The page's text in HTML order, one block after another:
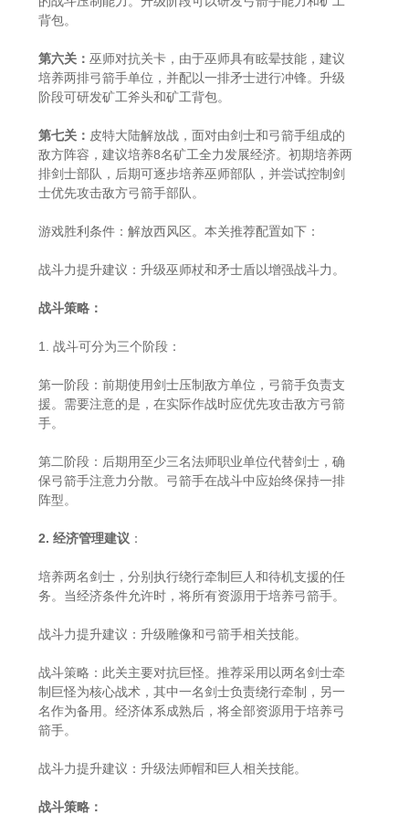
背包。
第六关：巫师对抗关卡，由于巫师具有眩晕技能，建议
培养两排弓箭手单位，并配以一排矛士进行冲锋。升级
阶段可研发矿工斧头和矿工背包。
第七关： 皮特大陆解放战，面对由剑士和弓箭手组成的
敌方阵容，建议培养8名矿工全力发展经济。初期培养两
排剑士部队，后期可逐步培养巫师部队，并尝试控制剑
士优先攻击敌方弓箭手部队。
游戏胜利条件：解放西风区。本关推荐配置如下：
战斗力提升建议：升级巫师杖和矛士盾以增强战斗力。
战斗策略：
1. 战斗可分为三个阶段：
第一阶段：前期使用剑士压制敌方单位，弓箭手负责支
援。需要注意的是，在实际作战时应优先攻击敌方弓箭
手。
第二阶段：后期用至少三名法师职业单位代替剑士，确
保弓箭手注意力分散。弓箭手在战斗中应始终保持一排
阵型。
2. 经济管理建议 ：
培养两名剑士，分别执行绕行牵制巨人和待机支援的任
务。当经济条件允许时，将所有资源用于培养弓箭手。
战斗力提升建议：升级雕像和弓箭手相关技能。
战斗策略：此关主要对抗巨怪。推荐采用以两名剑士牵
制巨怪为核心战术，其中一名剑士负责绕行牵制，另一
名作为备用。经济体系成熟后，将全部资源用于培养弓
箭手。
战斗力提升建议：升级法师帽和巨人相关技能。
战斗策略：